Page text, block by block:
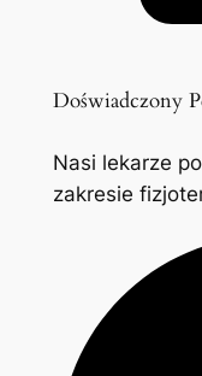
Doświadczony
Nasi lekarze
zakresie